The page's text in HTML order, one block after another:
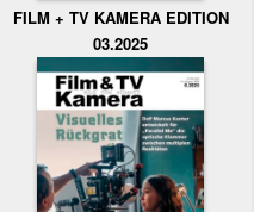
FILM + TV KAMERA EDITION
03.2025